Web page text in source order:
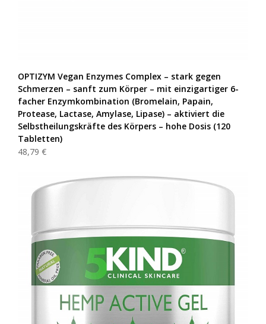
OPTIZYM Vegan Enzymes Complex – stark gegen
Schmerzen – sanft zum Körper – mit einzigartiger 6-
facher Enzymkombination (Bromelain, Papain,
Protease, Lactase, Amylase, Lipase) – aktiviert die
Selbstheilungskräfte des Körpers – hohe Dosis (120
Tabletten)
48,79 €